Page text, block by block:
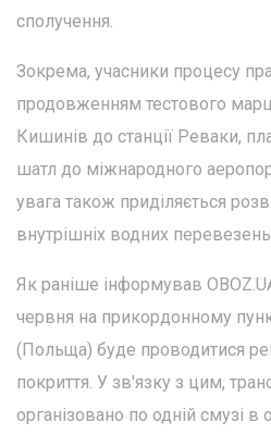
сполучення.
Зокрема, учасники процесу
продовженням тестового
Кишинів до станції Реваки,
шатл до міжнародного
увага також приділяється
внутрішніх водних
Як раніше інформував
червня на прикордонному
(Польща) буде проводитися
покриття. У зв'язку з цим,
організовано по одній смузі